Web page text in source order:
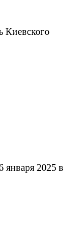
Киевского
января 2025 в